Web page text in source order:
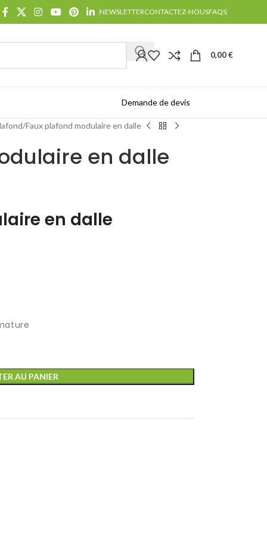
NEWSLETTERCONTACTEZ-NOUSFAQS
0,00€
Demande de devis
Faux plafond modulaire en dalle
en dalle
en dalle
AU PANIER